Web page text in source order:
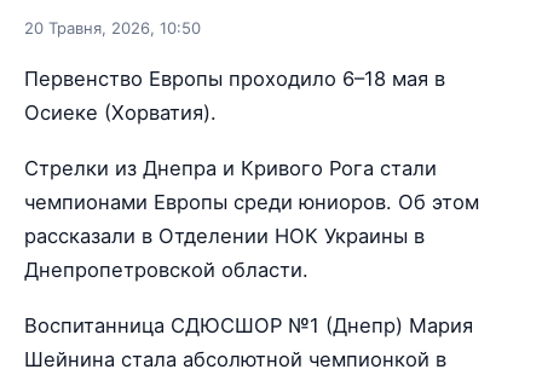
20 Травня, 2026, 10:50
Первенство Европы проходило 6–18 мая в
Осиеке (Хорватия).
Стрелки из Днепра и Кривого Рога стали
чемпионами Европы среди юниоров. Об этом
рассказали в Отделении НОК Украины в
Днепропетровской области.
Воспитанница СДЮСШОР №1 (Днепр) Мария
Шейнина стала абсолютной чемпионкой в